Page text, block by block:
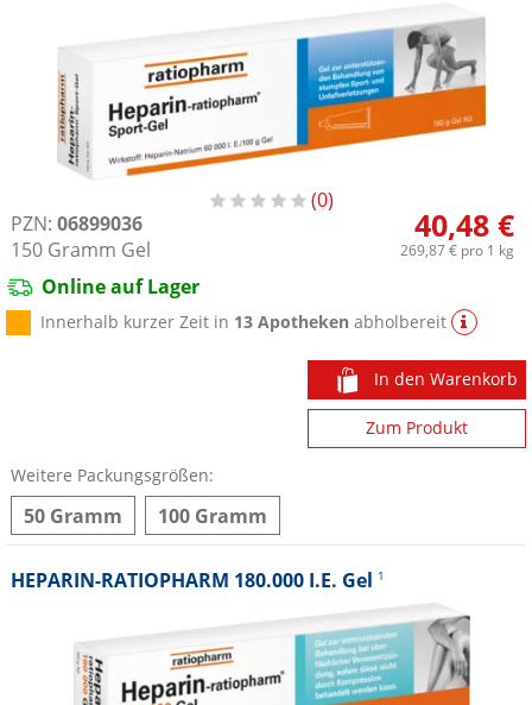
0
PZN: 06899036
150 Gramm Gel
40,48 €
269,87 €pro 1 kg
Online auf Lager
Innerhalb kurzer Zeit in 13 Apotheken abholbereit
In den Warenkorb
Zum Produkt
Weitere Packungsgrößen:
50 Gramm 100 Gramm
HEPARIN-RATIOPHARM 180.000 I.E. Gel 1